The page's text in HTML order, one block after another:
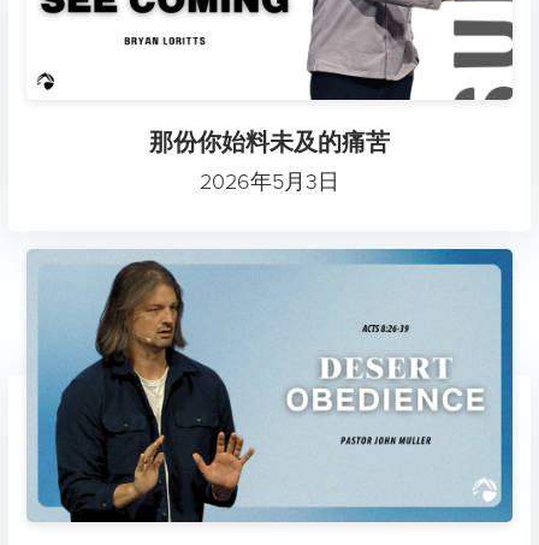
那份你始料未及的痛苦
2026年5月3日